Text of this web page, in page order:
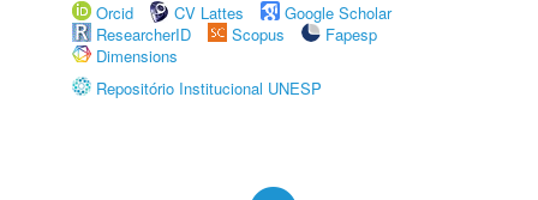
Orcid
CV Lattes
Google Scholar
ResearcherID
Scopus
Fapesp
Dimensions
Repositório Institucional UNESP